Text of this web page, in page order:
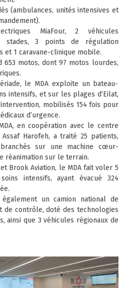
(ambulances, unités intensives et
MiaFour, 2 véhicules
stades, 3 points de régulation
et 1 caravane-clinique mobile.
653 motos, dont 97 motos lourdes,
le MDA exploite un bateau-
intensifs, et sur les plages d’Eilat,
mobilisés 154 fois pour
d’urgence.
en coopération avec le centre
Harofeh, a traité 25 patients,
sur une machine cœur-
réanimation sur le terrain.
Brook Aviation, le MDA fait voler 5
intensifs, ayant évacué 324
un camion national de
de contrôle, doté des technologies
ainsi que 3 véhicules régionaux de